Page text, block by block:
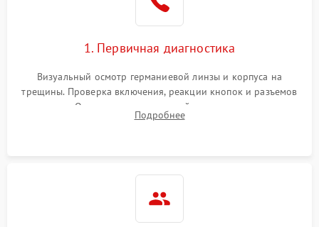
1. Первичная диагностика
Визуальный осмотр германиевой линзы и корпуса на
трещины. Проверка включения, реакции кнопок и разъемов
зарядки. Оценка вывода тепловой сигнатуры на экран,
проверка базовых функций и считывание системных
Подробнее